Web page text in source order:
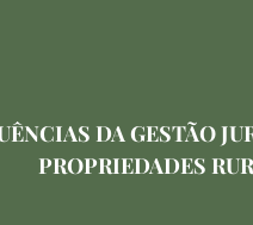
DA GESTÃO
PROPRIEDADES